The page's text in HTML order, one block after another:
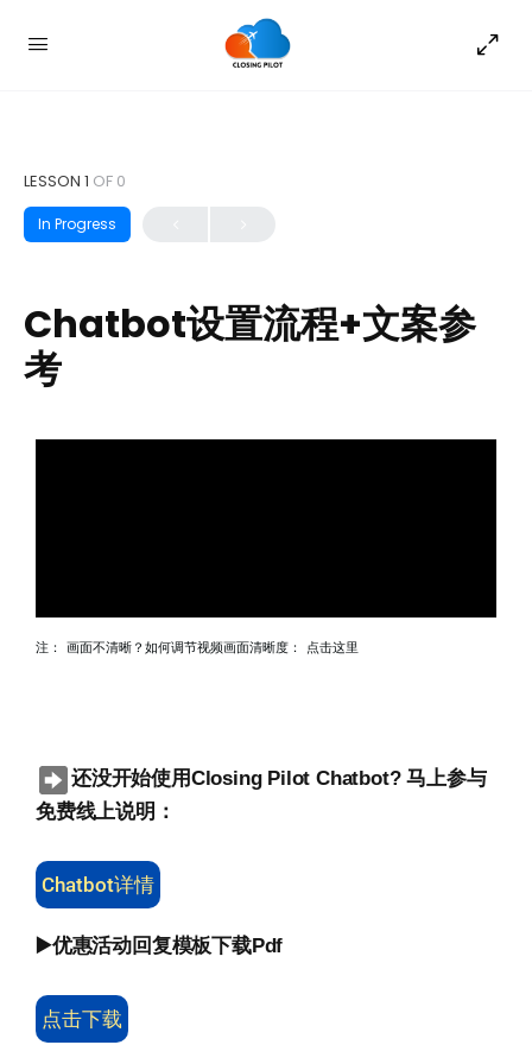
LESSON 1 OF 0
In Progress
Chatbot设置流程+文案参
考
注： 画面不清晰？如何调节视频画面清晰度： 点击这里
还没开始使用Closing Pilot Chatbot? 马上参与
免费线上说明：
Chatbot详情
▶️优惠活动回复模板下载Pdf
点击下载